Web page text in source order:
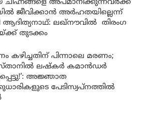
ചിഹ്നങ്ങളെ അപമാനിക്കുന്നവർക്ക്
ജീവിക്കാൻ അർഹതയില്ലെന്ന്
ആദിത്യനാഥ്: ലഖ്‌നൗവിൽ തിരംഗ
തുടക്കം
കഴിച്ചതിന് പിന്നാലെ മരണം;
ലഷ്കർ കമാൻഡർ
അജ്ഞാത
പേടിസ്വപ്നത്തിൽ